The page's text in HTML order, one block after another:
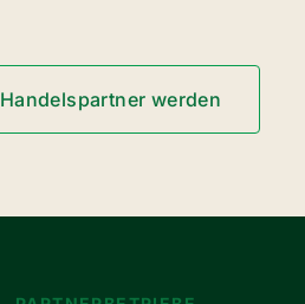
Handelspartner werden